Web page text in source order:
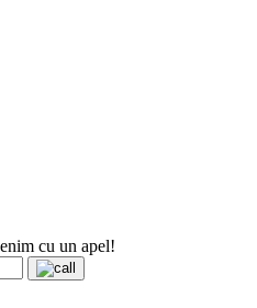
cu un apel!